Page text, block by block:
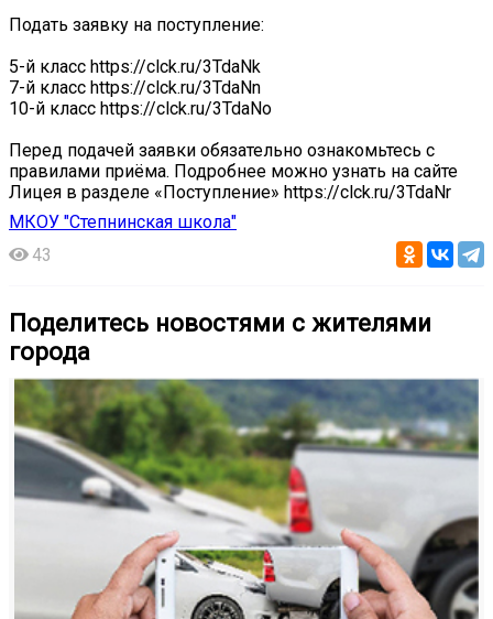
Подать заявку на поступление:
5-й класс https://clck.ru/3TdaNk
7-й класс https://clck.ru/3TdaNn
10-й класс https://clck.ru/3TdaNo
Перед подачей заявки обязательно ознакомьтесь с
правилами приёма. Подробнее можно узнать на сайте
Лицея в разделе «Поступление» https://clck.ru/3TdaNr
МКОУ "Степнинская школа"
43
Поделитесь новостями с жителями
города